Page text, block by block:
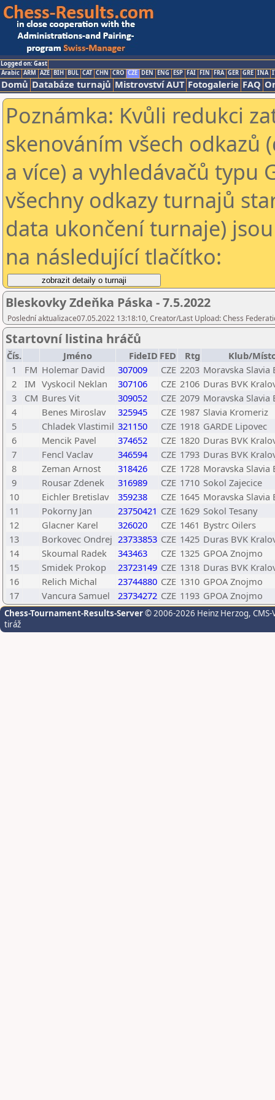
Logged on: Gast
Arabic ARM AZE BIH BUL CAT CHN CRO CZE DEN ENG ESP FAI FIN FRA GER GRE INA
Domů Databáze turnajů Mistrovství AUT Fotogalerie FAQ
Poznámka: Kvůli redukci
skenováním všech odkazů
a více) a vyhledávačů typu
všechny odkazy turnajů
data ukončení turnaje)
na následující tlačítko:
Bleskovky Zdeňka Páska - 7.5.2022
Poslední aktualizace07.05.2022 13:18:10, Creator/Last Upload: Chess
Startovní listina hráčů
Čís. Jméno FideID FED Rtg
Klub/
1
FM Holemar David 307009 CZE 2203 Moravska Slavia
2
IM Vyskocil Neklan 307106 CZE 2106 Duras BVK
3
CM Bures Vit 309052 CZE 2079 Moravska Slavia
4
Benes Miroslav 325945 CZE 1987 Slavia Kromeriz
5
Chladek Vlastimil 321150 CZE 1918 GARDE Lipovec
6
Mencik Pavel 374652 CZE 1820 Duras BVK
7
Fencl Vaclav 346594 CZE 1793 Duras BVK
8
Zeman Arnost 318426 CZE 1728 Moravska Slavia
9
Rousar Zdenek 316989 CZE 1710 Sokol Zajecice
10
Eichler Bretislav 359238 CZE 1645 Moravska Slavia
11
Pokorny Jan 23750421 CZE 1629 Sokol Tesany
12
Glacner Karel 326020 CZE 1461 Bystrc Oilers
13
Borkovec Ondrej 23733853 CZE 1425 Duras BVK
14
Skoumal Radek 343463 CZE 1325 GPOA Znojmo
15
Smidek Prokop 23723149 CZE 1318 Duras BVK
16
Relich Michal 23744880 CZE 1310 GPOA Znojmo
17
Vancura Samuel 23734272 CZE 1193 GPOA Znojmo
Chess-Tournament-Results-Server© 2006-2026 Heinz Herzog,
tiráž